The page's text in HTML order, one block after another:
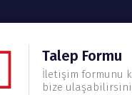
Talep Formu
İletişim formunu
bize